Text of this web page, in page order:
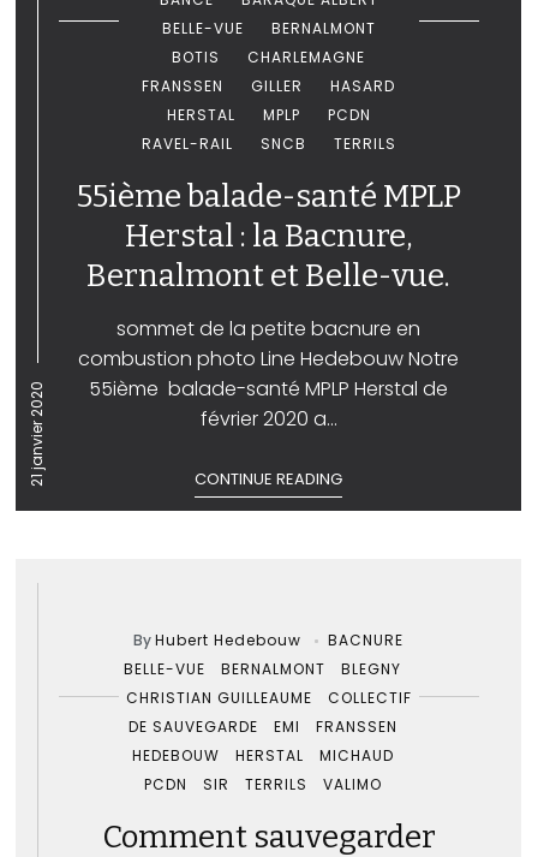
21 janvier 2020
BELLE-VUE
BERNALMONT
BOTIS
CHARLEMAGNE
FRANSSEN
GILLER
HASARD
HERSTAL
MPLP
PCDN
RAVEL-RAIL
SNCB TERRILS
55ième balade-santé MPLP
Herstal : la Bacnure,
Bernalmont et Belle-vue.
sommet de la petite bacnure en
combustion photo Line Hedebouw Notre
55ième balade-santé MPLP Herstal de
février 2020 a...
CONTINUE READING
ByHubert Hedebouw
BACNURE
BELLE-VUE
BERNALMONT
BLEGNY
CHRISTIAN GUILLEAUME
COLLECTIF
DE SAUVEGARDE
EMI
FRANSSEN
HEDEBOUW
HERSTAL
MICHAUD
PCDN
SIR TERRILS VALIMO
Comment sauvegarder